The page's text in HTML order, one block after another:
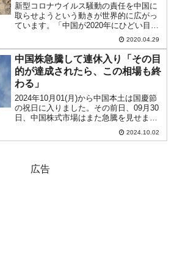
新型コロナウイルス騒動の責任を中国に
取らせようという動きが世界的に広がっ
ています。「中国が2020年にひどい目に
遭うのは天命だ」という説があるのをご
存じでしょうか。庚子（かのえね）の年
は中国には大乱が起こるというのです。
「庚子」は「干支」に...
2020.04.29
中国株急騰して連休入り「その目
的が達成されたら、この相場も終
わる」
2024年10月01(月)から中国本土は国慶節
の祝日に入りました。その前日、09月30
日、中国株式市場はまた急騰を見せまし
た。まず上海総合は以下です（チャート
は『Investing.com』より引用／日足：以
2024.10.02
広告